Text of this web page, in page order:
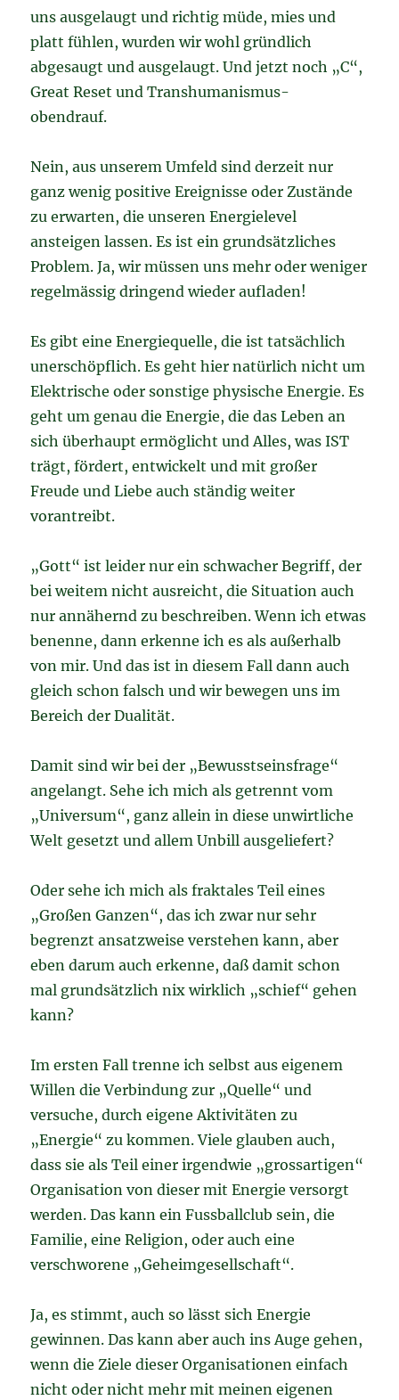
uns ausgelaugt und richtig müde, mies und
platt fühlen, wurden wir wohl gründlich
abgesaugt und ausgelaugt. Und jetzt noch „C“,
Great Reset und Transhumanismus-
obendrauf.
Nein, aus unserem Umfeld sind derzeit nur
ganz wenig positive Ereignisse oder Zustände
zu erwarten, die unseren Energielevel
ansteigen lassen. Es ist ein grundsätzliches
Problem. Ja, wir müssen uns mehr oder weniger
regelmässig dringend wieder aufladen!
Es gibt eine Energiequelle, die ist tatsächlich
unerschöpflich. Es geht hier natürlich nicht um
Elektrische oder sonstige physische Energie. Es
geht um genau die Energie, die das Leben an
sich überhaupt ermöglicht und Alles, was IST
trägt, fördert, entwickelt und mit großer
Freude und Liebe auch ständig weiter
vorantreibt.
„Gott“ ist leider nur ein schwacher Begriff, der
bei weitem nicht ausreicht, die Situation auch
nur annähernd zu beschreiben. Wenn ich etwas
benenne, dann erkenne ich es als außerhalb
von mir. Und das ist in diesem Fall dann auch
gleich schon falsch und wir bewegen uns im
Bereich der Dualität.
Damit sind wir bei der „Bewusstseinsfrage“
angelangt. Sehe ich mich als getrennt vom
„Universum“, ganz allein in diese unwirtliche
Welt gesetzt und allem Unbill ausgeliefert?
Oder sehe ich mich als fraktales Teil eines
„Großen Ganzen“, das ich zwar nur sehr
begrenzt ansatzweise verstehen kann, aber
eben darum auch erkenne, daß damit schon
mal grundsätzlich nix wirklich „schief“ gehen
kann?
Im ersten Fall trenne ich selbst aus eigenem
Willen die Verbindung zur „Quelle“ und
versuche, durch eigene Aktivitäten zu
„Energie“ zu kommen. Viele glauben auch,
dass sie als Teil einer irgendwie „grossartigen“
Organisation von dieser mit Energie versorgt
werden. Das kann ein Fussballclub sein, die
Familie, eine Religion, oder auch eine
verschworene „Geheimgesellschaft“.
Ja, es stimmt, auch so lässt sich Energie
gewinnen. Das kann aber auch ins Auge gehen,
wenn die Ziele dieser Organisationen einfach
nicht oder nicht mehr mit meinen eigenen